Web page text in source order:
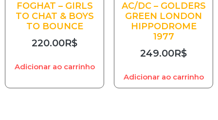
FOGHAT – GIRLS
TO CHAT & BOYS
TO BOUNCE
220.00R$
Adicionar ao carrinho
AC/DC – GOLDERS
GREEN LONDON
HIPPODROME
1977
249.00R$
Adicionar ao carrinho